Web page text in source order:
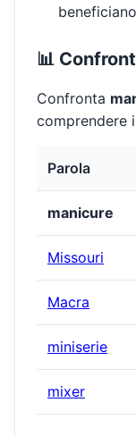
📊
Confronta
comprendere
Parola
manicure
Missouri
Macra
miniserie
mixer